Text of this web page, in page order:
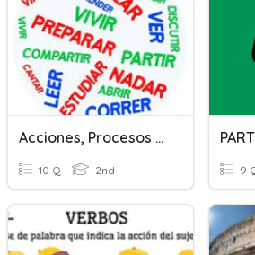
Acciones, Procesos Y Estados
10 Q 2nd 9